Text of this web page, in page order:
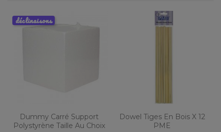
Dummy Carré Support
Polystyrène Taille Au Choix
déclinaisons
Dowel Tiges En Bois X 12
PME